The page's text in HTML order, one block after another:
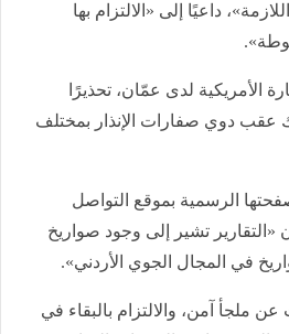
داعيًا إلى «الالتزام بها
الأمريكية لدى عمّان، تحذيرًا
عقب دوي صفارات الإنذار بمختلف
الرسمية بموقع التواصل
«التقارير تشير إلى وجود صواريخ
في المجال الجوي الأردني».
ملجأ آمن، والالتزام بالبقاء في